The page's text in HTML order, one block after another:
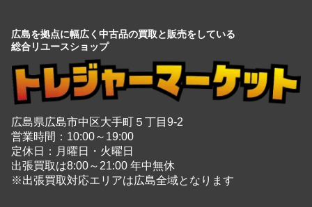
広島を拠点に幅広く中古品の買取と販売をしている
総合リユースショップ
広島県広島市中区大手町５丁目9-2
営業時間：10:00～19:00
定休日：月曜日・火曜日
出張買取は8:00～21:00 年中無休
※出張買取対応エリアは広島全域となります